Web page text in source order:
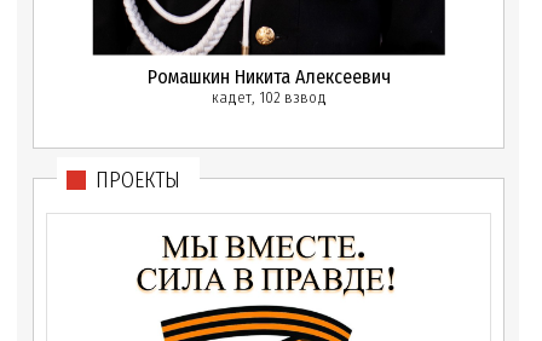
Ромашкин Никита Алексеевич
кадет, 102 взвод
ПРОЕКТЫ